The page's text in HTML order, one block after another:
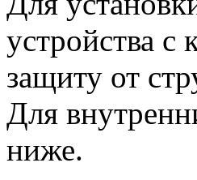
устройства с
защиту от
Для
ниже.